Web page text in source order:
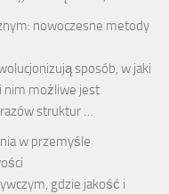
nowoczesne metody
sposób, w jaki
nim możliwe jest
struktur …
w przemyśle
gdzie jakość i